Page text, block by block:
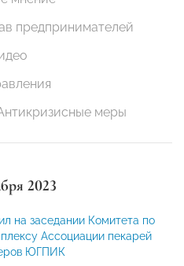
предпринимателей
меры
2023
на заседании Комитета по
Ассоциации пекарей
ЮГПИК